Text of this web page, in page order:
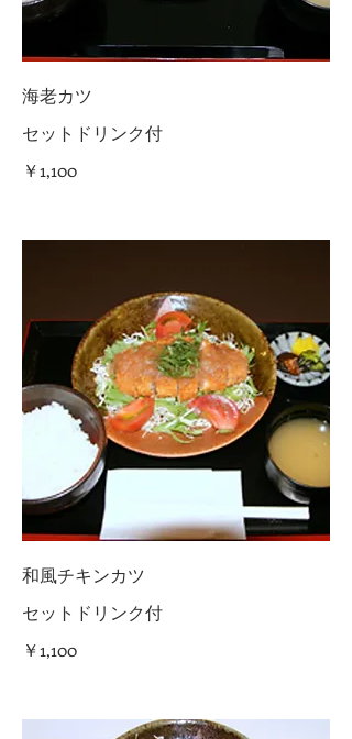
海老カツ
セットドリンク付
￥1,100
和風チキンカツ
セットドリンク付
￥1,100